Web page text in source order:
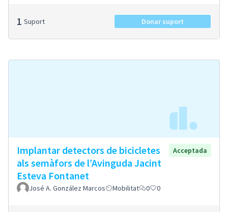
1 Suport Donar suport
Implantar detectors de bicicletes
als semàfors de l’Avinguda Jacint
Esteva Fontanet
Acceptada
José A. González Marcos Mobilitat 0 0